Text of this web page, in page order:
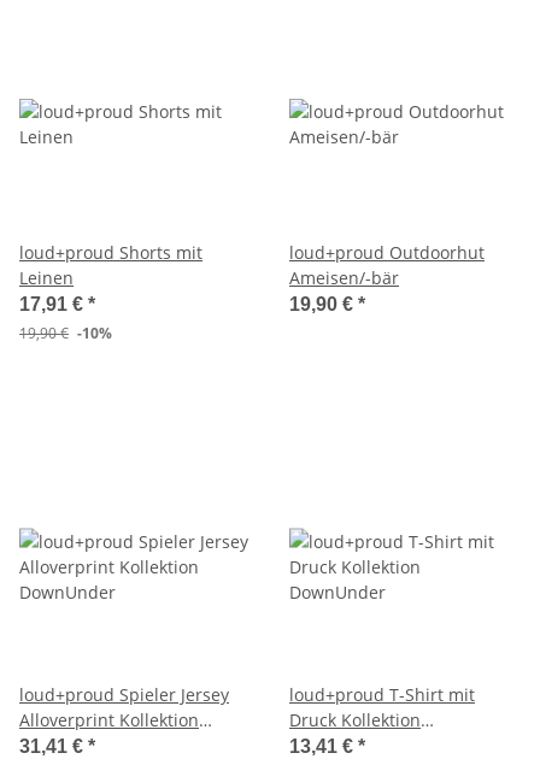
loud+proud Shorts mit
Leinen
17,91 € *
19,90 € -10%
loud+proud Outdoorhut
Ameisen/-bär
19,90 € *
loud+proud Spieler Jersey
Alloverprint Kollektion
DownUnder
31,41 € *
loud+proud T-Shirt mit
Druck Kollektion
DownUnder
13,41 € *